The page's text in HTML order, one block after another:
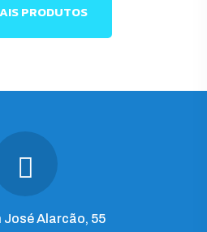
PRODUTOS
José Alarcão, 55